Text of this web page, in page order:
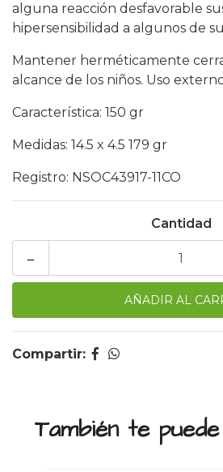
alguna reacción desfavorable
hipersensibilidad a algunos de
Mantener herméticamente
alcance de los niños. Uso
Característica: 150 gr
Medidas: 14.5 x 4.5 179 gr
Registro: NSOC43917-11CO
Cantidad
-
Compartir:
También te